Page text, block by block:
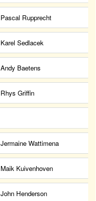
Pascal Rupprecht
Karel Sedlacek
Andy Baetens
Rhys Griffin
Jermaine Wattimena
Maik Kuivenhoven
John Henderson